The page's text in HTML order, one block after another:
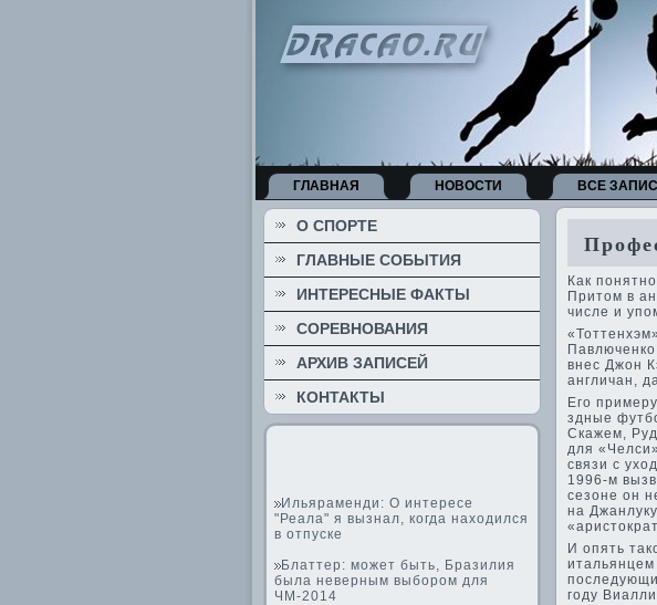
ГЛАВНАЯ НОВОСТИ ВСЕ
О СПОРТЕ
ГЛАВНЫЕ СОБЫТИЯ
ИНТЕРЕСНЫЕ ФАКТЫ
СОРЕВНОВАНИЯ
АРХИВ ЗАПИСЕЙ
КОНТАКТЫ
Ильяраменди: О интересе
"Реала" я вызнал, когда находился
в отпуске
Блаттер: может быть, Бразилия
была неверным выбором для
ЧМ-2014
Как
Притом в
числе и
внес Джон
англичан,
Его
здные
Скажем,
для
связи с
1996-м
сезоне он
на
И опять
году